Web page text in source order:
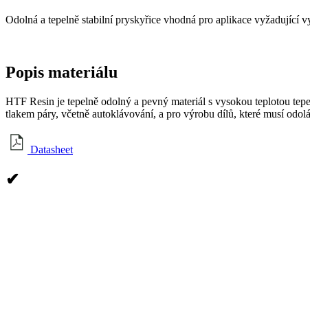
Odolná a tepelně stabilní pryskyřice vhodná pro aplikace vyžadující
Popis materiálu
HTF Resin je tepelně odolný a pevný materiál s vysokou teplotou
tlakem páry, včetně autoklávování, a pro výrobu dílů, které musí
Datasheet
✔